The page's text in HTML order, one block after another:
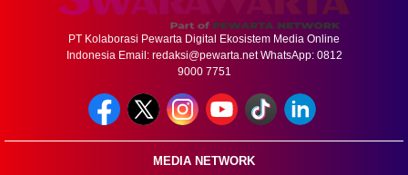
PT Kolaborasi Pewarta Digital Ekosistem Media Online
Indonesia Email: redaksi@pewarta.netWhatsApp: 0812
9000 7751
MEDIA NETWORK